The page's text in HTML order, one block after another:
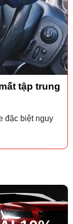
tập trung
đặc biệt nguy